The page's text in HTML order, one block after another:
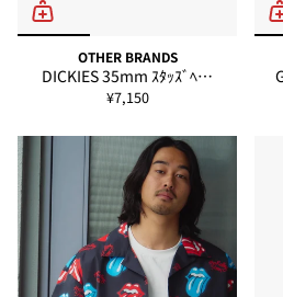
OTHER BRANDS
DICKIES 35mm ｽﾀｯｽﾞﾍ…
¥7,150